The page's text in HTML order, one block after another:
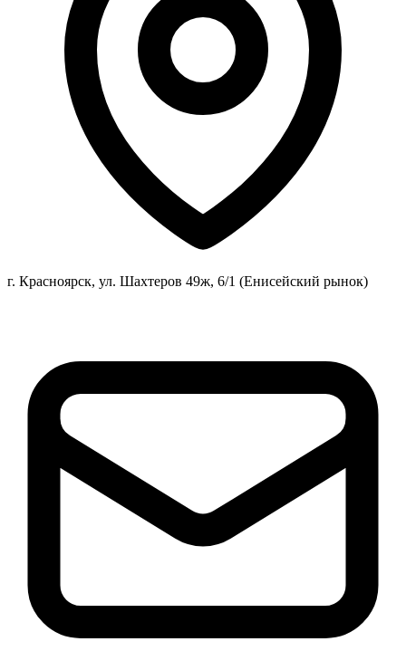
г. Красноярск, ул. Шахтеров 49ж, 6/1 (Енисейский рынок)